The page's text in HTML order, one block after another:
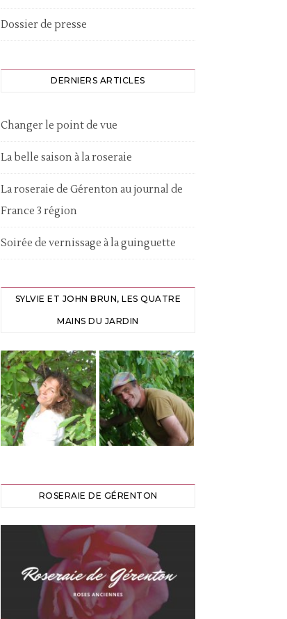
Dossier de presse
DERNIERS ARTICLES
Changer le point de vue
La belle saison à la roseraie
La roseraie de Gérenton au journal de
France 3 région
Soirée de vernissage à la guinguette
SYLVIE ET JOHN BRUN, LES QUATRE
MAINS DU JARDIN
ROSERAIE DE GÉRENTON